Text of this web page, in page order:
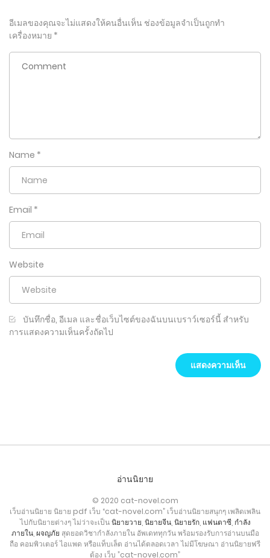
อีเมลของคุณจะไม่แสดงให้คนอื่นเห็น ช่องข้อมูลจำเป็นถูกทำ
เครื่องหมาย *
Name *
Email *
Website
บันทึกชื่อ, อีเมล และชื่อเว็บไซต์ของฉันบนเบราว์เซอร์นี้ สำหรับ
การแสดงความเห็นครั้งถัดไป
อ่านนิยาย
© 2020 cat-novel.com
เว็บอ่านนิยาย นิยาย pdf เว็บ “cat-novel.com” เว็บอ่านนิยายสนุกๆ เพลิดเพลิน
ไปกับนิยายต่างๆ ไม่ว่าจะเป็นนิยายวาย นิยายจีน, นิยายรัก, แฟนตาซี, กำลัง
ภายใน, ผจญภัย สุดยอดวิชากำลังภายใน อัพเดททุกวัน พร้อมรองรับการอ่านบนมือ
ถือ คอมพิวเตอร์ ไอแพด หรือแท็บเล็ต อ่านได้ตลอดเวลา ไม่มีโฆษณา อ่านนิยายฟรี
ต้อง เว็บ ”cat-novel.com”